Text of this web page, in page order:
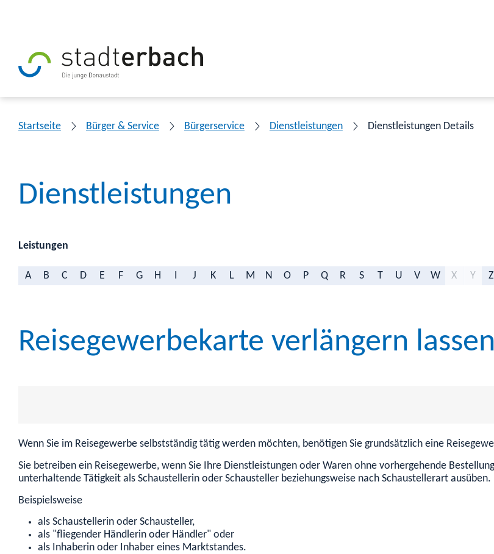
Startseite Bürger & Service Bürgerservice Dienstleistungen Dienstleistungen Details
Dienstleistungen
Leistungen
A B C D E F G H J K L M N O P Q R S T U V W X Y Z
Reisegewerbekarte verlängern lassen
Wenn Sie im Reisegewerbe selbstständig tätig werden möchten, benötigen Sie grundsätzlich eine
Sie betreiben ein Reisegewerbe, wenn Sie Ihre Dienstleistungen oder Waren ohne vorhergehende
unterhaltende Tätigkeit als Schaustellerin oder Schausteller beziehungsweise nach Schaustellerart ausüben.
Beispielsweise
als Schaustellerin oder Schausteller,
als "fliegender Händlerin oder Händler" oder
als Inhaberin oder Inhaber eines Marktstandes.